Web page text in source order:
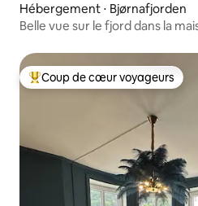
Hébergement ⋅ Bjørnafjorden
Belle vue sur le fjord dans la
Coups de cœur voyageurs les
Coup de cœur voyageurs